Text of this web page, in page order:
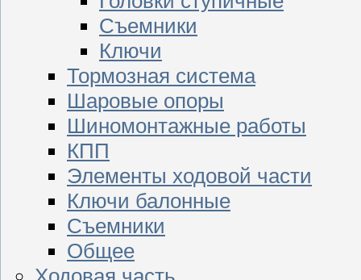
Съемники
Ключи
Тормозная система
Шаровые опоры
Шиномонтажные работы
КПП
Элементы ходовой части
Ключи балонные
Съемники
Общее